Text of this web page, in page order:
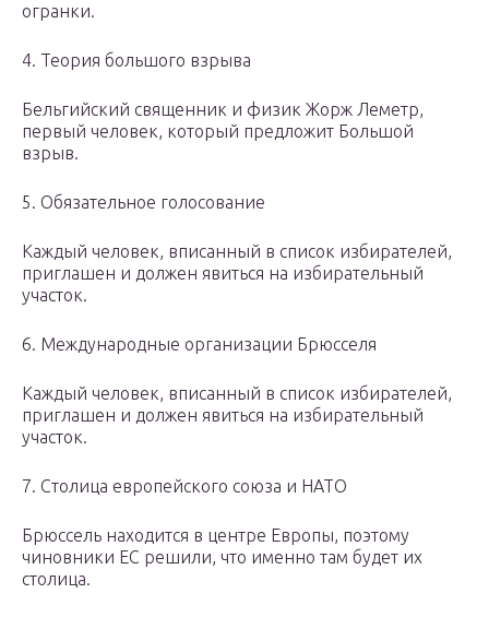
огранки.
4. Теория большого взрыва
Бельгийский священник и физик Жорж Леметр,
первый человек, который предложит Большой
взрыв.
5. Обязательное голосование
Каждый человек, вписанный в список избирателей,
приглашен и должен явиться на избирательный
участок.
6. Международные организации Брюсселя
Каждый человек, вписанный в список избирателей,
приглашен и должен явиться на избирательный
участок.
7. Столица европейского союза и НАТО
Брюссель находится в центре Европы, поэтому
чиновники ЕС решили, что именно там будет их
столица.